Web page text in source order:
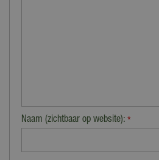
Naam (zichtbaar op website): *